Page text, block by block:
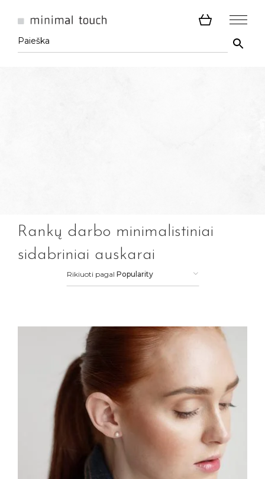
Rankų darbo minimalistiniai
sidabriniai auskarai
Rikiuoti pagal Popularity